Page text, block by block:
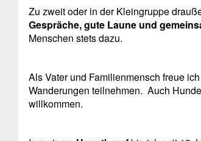
Zu zweit oder in der Kleingruppe
Gespräche, gute Laune und
Menschen stets dazu.
Als Vater und Familienmensch freue
Wanderungen teilnehmen. Auch
willkommen.